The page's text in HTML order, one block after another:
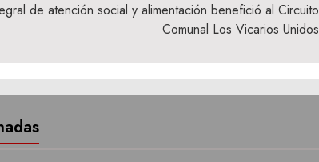
de atención social y alimentación benefició al Circuito
Comunal Los Vicarios Unidos